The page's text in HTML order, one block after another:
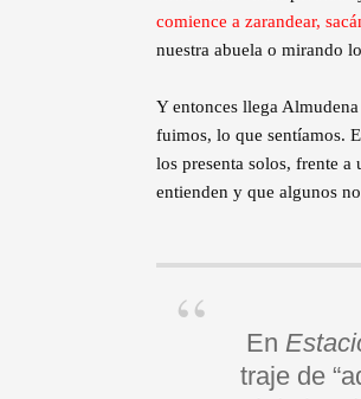
comience a zarandear,
nuestra abuela o mirando
Y entonces llega
fuimos, lo que sentíamos.
los presenta solos, frente
entienden y que algunos
En
traje de